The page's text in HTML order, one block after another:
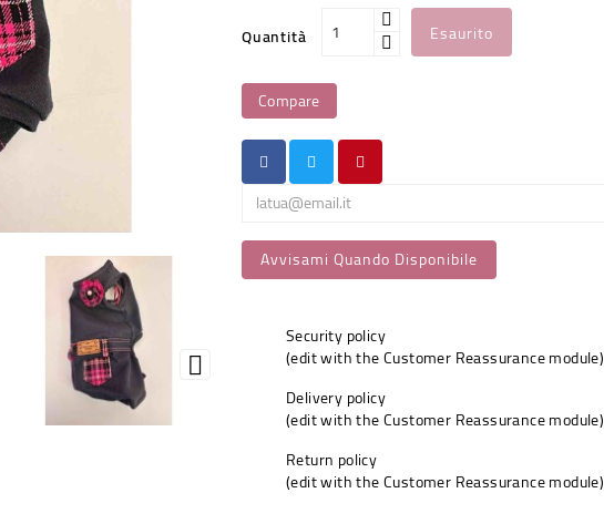

Quantità Esaurito
Compare
Avvisami Quando Disponibile
Security policy
(edit with the Customer Reassurance module)
Delivery policy
(edit with the Customer Reassurance module)
Return policy
(edit with the Customer Reassurance module)